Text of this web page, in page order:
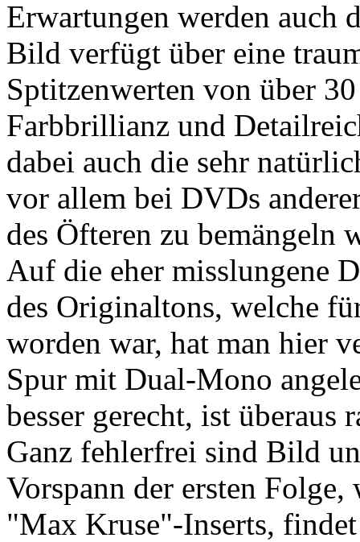
Erwartungen werden auch
Bild verfügt über eine
Sptitzenwerten von über
Farbbrillianz und
dabei auch die sehr
vor allem bei DVDs
des Öfteren zu bemängeln
Auf die eher misslungene
des Originaltons, welche
worden war, hat man hier
Spur mit Dual-Mono
besser gerecht, ist überaus
Ganz fehlerfrei sind Bild
Vorspann der ersten
"Max Kruse"-Inserts,